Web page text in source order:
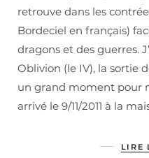
retrouve dans les
Bordeciel en français)
dragons et des guerres.
Oblivion (le IV), la sortie
un grand moment pour
arrivé le 9/11/2011 à la
LIRE